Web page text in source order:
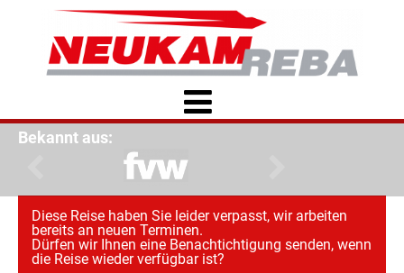
Bekannt aus:
Diese Reise haben Sie leider verpasst, wir arbeiten
bereits an neuen Terminen.
Dürfen wir Ihnen eine Benachtichtigung senden, wenn
die Reise wieder verfügbar ist?